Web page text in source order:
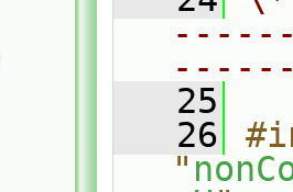
   25
   26
"